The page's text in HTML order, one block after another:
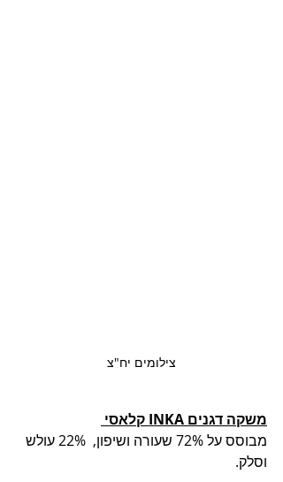
צילומים יח"צ
משקה דגנים ‏INKA‏ קלאסי
מבוסס על 72% שעורה ושיפון,  22% עולש
וסלק.